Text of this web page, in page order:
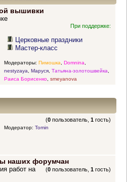
вышивки
При поддержке:
Церковные праздники
Мастер-класс
Модераторы: Пимошка Domnina
nestyzaya
Маруся, Татьяна-золотошвейка
Раиса Борисенко, smeyanova
(0 пользователь,1 гость)
Модератор: Tomin
наших форумчан
(0 пользователь,1 гость)
работ на